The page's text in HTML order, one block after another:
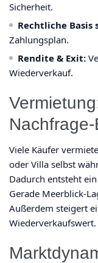
Sicherheit.
Rechtliche Basis
Zahlungsplan.
Rendite & Exit:
Wiederverkauf.
Viele Käufer
oder Villa selbst
Dadurch entsteht
Gerade Meerblick-
Außerdem steigert
Wiederverkaufswert.